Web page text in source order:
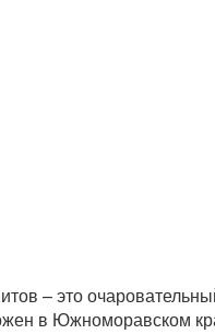
– это
в Южноморавском